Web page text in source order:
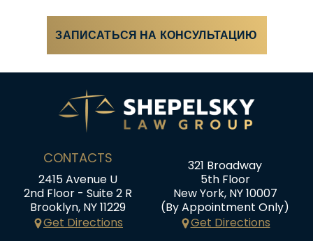
CONTACTS
2415 Avenue U
2nd Floor - Suite 2 R
Brooklyn, NY 11229
Get Directions
321 Broadway
5th Floor
New York, NY 10007
(By Appointment Only)
Get Directions